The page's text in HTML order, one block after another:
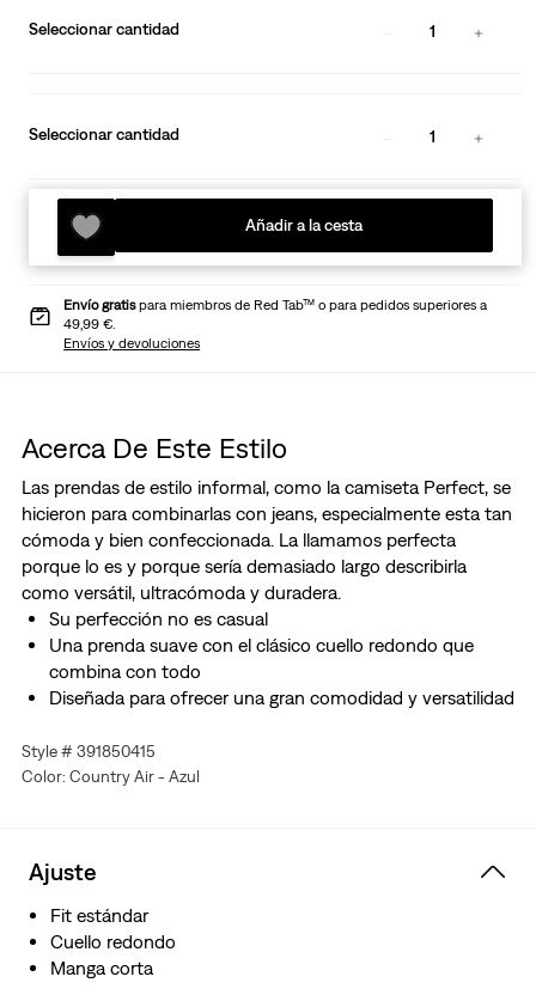
Seleccionar cantidad 1
Seleccionar cantidad 1
Añadir a la cesta
Envío gratispara miembros de Red Tab™ o para pedidos superiores a
49,99 €.
Envíos y devoluciones
Acerca De Este Estilo
Las prendas de estilo informal, como la camiseta Perfect, se
hicieron para combinarlas con jeans, especialmente esta tan
cómoda y bien confeccionada. La llamamos perfecta
porque lo es y porque sería demasiado largo describirla
como versátil, ultracómoda y duradera.
Su perfección no es casual
Una prenda suave con el clásico cuello redondo que
combina con todo
Diseñada para ofrecer una gran comodidad y versatilidad
Style # 391850415
Color: Country Air - Azul
Ajuste
Fit estándar
Cuello redondo
Manga corta